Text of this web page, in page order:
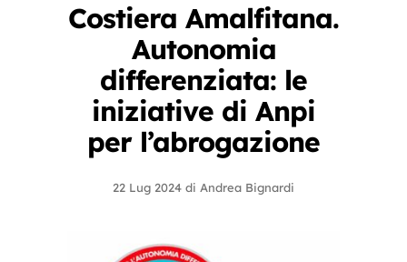
Costiera Amalfitana.
Autonomia
differenziata: le
iniziative di Anpi
per l’abrogazione
22 Lug 2024 di Andrea Bignardi